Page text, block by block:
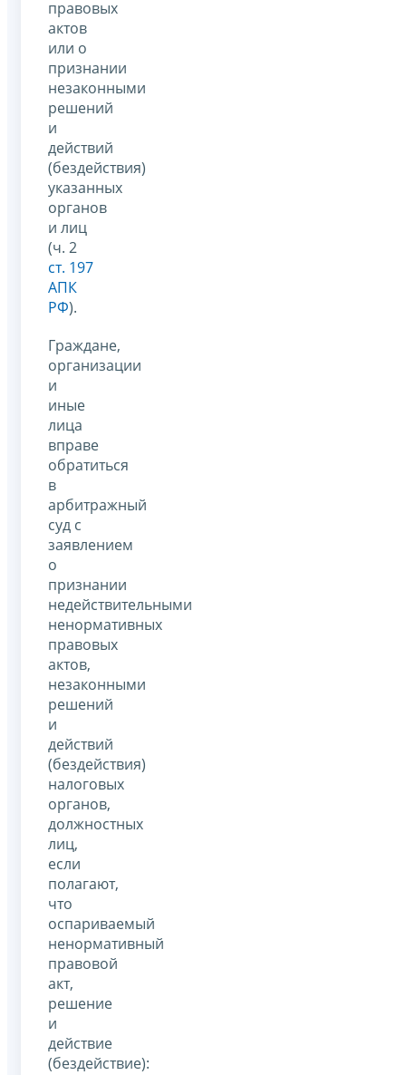
правовых
актов
или о
признании
незаконными
решений
и
действий
(бездействия)
указанных
органов
и лиц
(ч. 2
ст. 197
АПК
РФ).
Граждане,
организации
и
иные
лица
вправе
обратиться
в
арбитражный
суд с
заявлением
о
признании
недействительными
ненормативных
правовых
актов,
незаконными
решений
и
действий
(бездействия)
налоговых
органов,
должностных
лиц,
если
полагают,
что
оспариваемый
ненормативный
правовой
акт,
решение
и
действие
(бездействие):